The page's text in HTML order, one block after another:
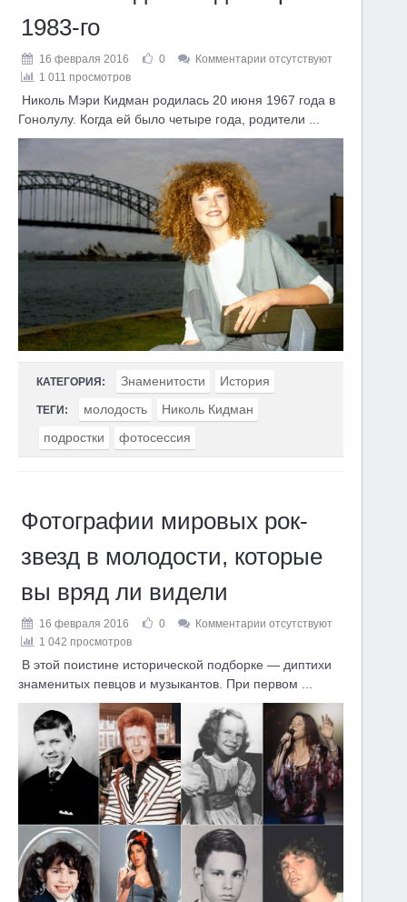
1983-го
16 февраля 2016 0
Комментарии отсутствуют
1 011 просмотров
Николь Мэри Кидман родилась 20 июня 1967 года в
Гонолулу. Когда ей было четыре года, родители ...
КАТЕГОРИЯ: Знаменитости История
ТЕГИ: молодость
Николь Кидман
подростки
фотосессия
Фотографии мировых рок-
звезд в молодости, которые
вы вряд ли видели
16 февраля 2016 0
Комментарии отсутствуют
1 042 просмотров
В этой поистине исторической подборке — диптихи
знаменитых певцов и музыкантов. При первом ...